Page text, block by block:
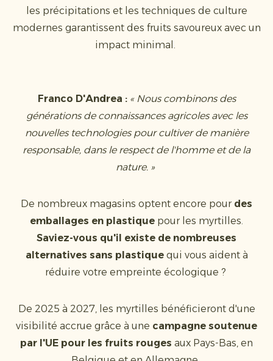
les précipitations et les techniques de culture
modernes garantissent des fruits savoureux avec un
impact minimal.
Franco D'Andrea : « Nous combinons des
générations de connaissances agricoles avec les
nouvelles technologies pour cultiver de manière
responsable, dans le respect de l'homme et de la
nature. »
De nombreux magasins optent encore pour des
emballages en plastique pour les myrtilles.
Saviez-vous qu'il existe de nombreuses
alternatives sans plastiquequi vous aident à
réduire votre empreinte écologique ?
De 2025 à 2027, les myrtilles bénéficieront d'une
visibilité accrue grâce à une campagne soutenue
par l'UE pour les fruits rouges aux Pays-Bas, en